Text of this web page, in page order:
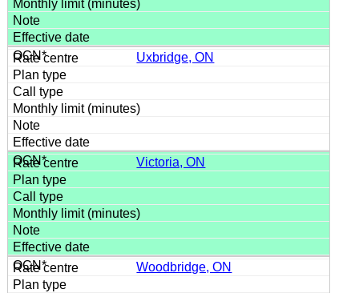
Uxbridge, ON
Victoria, ON
Woodbridge, ON